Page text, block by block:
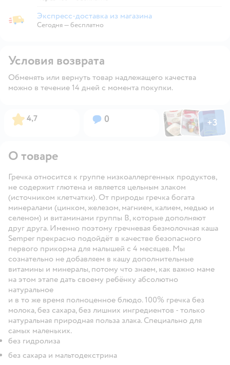
Экспресс-доставка из магазина
Экспресс-доставка из магазина
Сегодня—бесплатно
Условия возврата
Обменять или вернуть товар надлежащего качества
можно в течение 14 дней с момента покупки.
Рейтинг:
4,7 Вопросов:
0 ФотоФотоФото
+3
Открыть
О товаре
Гречка относится к группе низкоаллергенных продуктов,
не содержит глютена и является цельным злаком
(источником клетчатки). От природы гречка богата
минералами (цинком, железом, магнием, калием, медью и
селеном) и витаминами группы B, которые дополняют
друг друга. Именно поэтому гречневая безмолочная каша
Semper прекрасно подойдёт в качестве безопасного
первого прикорма для малышей с 4 месяцев. Мы
сознательно не добавляем в кашу дополнительные
витамины и минералы, потому что знаем, как важно маме
на этом этапе дать своему ребёнку абсолютно
натуральное
и в то же время полноценное блюдо. 100% гречка без
молока, без сахара, без лишних ингредиентов - только
натуральная природная польза злака. Специально для
самых маленьких.
без гидролиза
без сахара и мальтодекстрина